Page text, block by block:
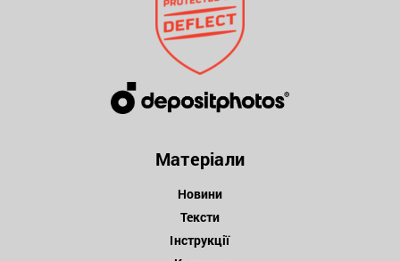
Матеріали
Новини
Тексти
Інструкції